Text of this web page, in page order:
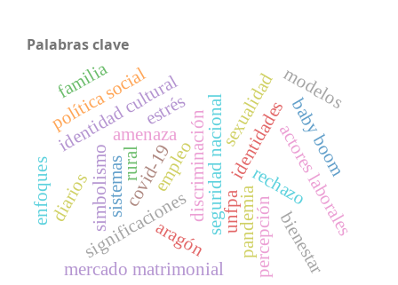
Palabras clave
rechazo
discriminación identidades
pandemia
covid-19
percepción
significaciones
amenaza
identidad cultural seguridad nacional
simbolismo
bienestar
actores laborales
política social
mercado matrimonial
sexualidad
unfpa
aragón
baby boom
rural
diarios
estrés
familia
empleo
enfoques
modelos
sistemas